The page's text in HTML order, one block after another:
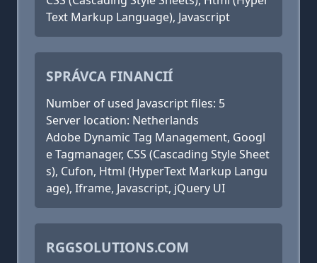
Text Markup Language), Javascript
SPRÁVCA FINANCIÍ
Number of used Javascript files: 5
Server location: Netherlands
Adobe Dynamic Tag Management, Googl
e Tagmanager, CSS (Cascading Style Sheet
s), Cufon, Html (HyperText Markup Langu
age), Iframe, Javascript, jQuery UI
RGGSOLUTIONS.COM